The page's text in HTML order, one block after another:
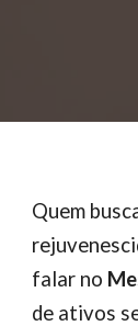
Quem
falar no
de ativos